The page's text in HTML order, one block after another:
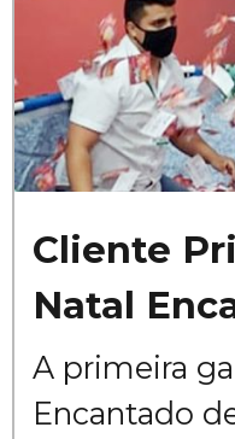
Cliente
Natal
A primeira
Encantado